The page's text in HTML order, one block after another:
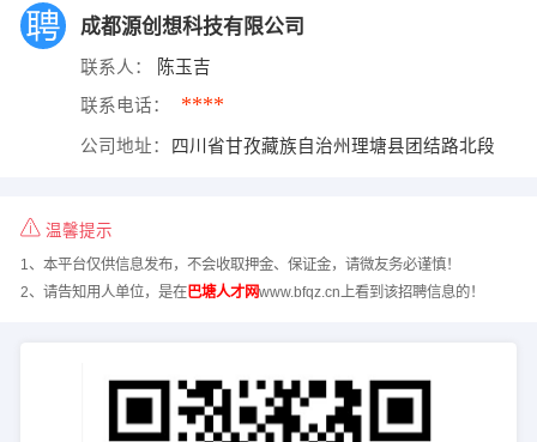
成都源创想科技有限公司
联系人： 陈玉吉
联系电话： ****
公司地址： 四川省甘孜藏族自治州理塘县团结路北段
温馨提示
1、本平台仅供信息发布，不会收取押金、保证金，请微友务必谨慎！
2、请告知用人单位，是在巴塘人才网www.bfqz.cn上看到该招聘信息的！